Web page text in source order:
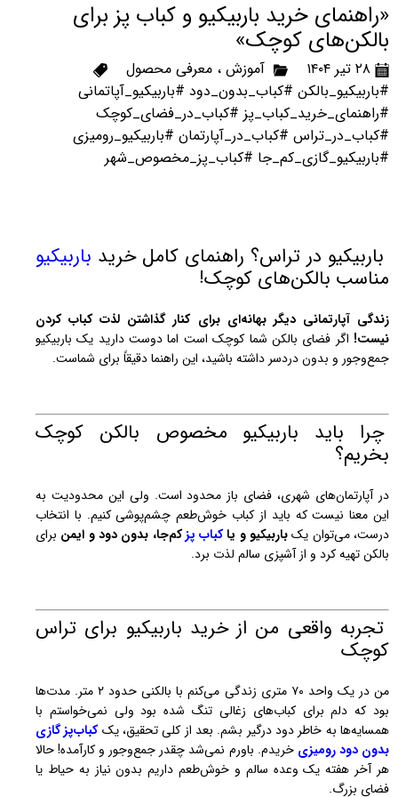
«راهنمای خرید باربیکیو و کباب پز برای
بالکن‌های کوچک»
۲۸ تیر ۱۴۰۴ آموزش ، معرفی محصول
#باربیکیو_بالکن #کباب_بدون_دود #باربیکیو_آپاتمانی
#راهنمای_خرید_کباب_پز #کباب_در_فضای_کوچک
#کباب_در_تراس #کباب_در_آپارتمان #باربیکیو_رومیزی
#باربیکیو_گازی_کم_جا #کباب_پز_مخصوص_شهر
باربیکیو در تراس؟ راهنمای کامل خرید باربیکیو
مناسب بالکن‌های کوچک!
زندگی آپارتمانی دیگر بهانه‌ای برای کنار گذاشتن لذت کباب کردن
نیست! اگر فضای بالکن شما کوچک است اما دوست دارید یک باربیکیو
جمع‌وجور و بدون دردسر داشته باشید، این راهنما دقیقاً برای شماست.
چرا باید باربیکیو مخصوص بالکن کوچک
بخریم؟
در آپارتمان‌های شهری، فضای باز محدود است. ولی این محدودیت به
این معنا نیست که باید از کباب خوش‌طعم چشم‌پوشی کنیم. با انتخاب
درست، می‌توان یکباربیکیو و یاکباب پزکم‌جا، بدون دود و ایمن برای
بالکن تهیه کرد و از آشپزی سالم لذت برد.
تجربه واقعی من از خرید باربیکیو برای تراس
کوچک
من در یک واحد ۷۰ متری زندگی می‌کنم با بالکنی حدود ۲ متر. مدت‌ها
بود که دلم برای کباب‌های زغالی تنگ شده بود ولی نمی‌خواستم با
همسایه‌ها به خاطر دود درگیر بشم. بعد از کلی تحقیق، یککباب‌پز گازی
بدون دود رومیزی خریدم. باورم نمی‌شد چقدر جمع‌وجور و کارآمده! حالا
هر آخر هفته یک وعده سالم و خوش‌طعم داریم بدون نیاز به حیاط یا
فضای بزرگ.